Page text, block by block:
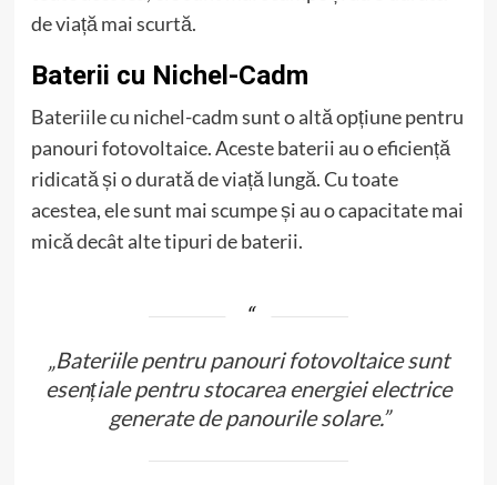
de viață mai scurtă.
Baterii cu Nichel-Cadm
Bateriile cu nichel-cadm sunt o altă opțiune pentru
panouri fotovoltaice. Aceste baterii au o eficiență
ridicată și o durată de viață lungă. Cu toate
acestea, ele sunt mai scumpe și au o capacitate mai
mică decât alte tipuri de baterii.
„Bateriile pentru panouri fotovoltaice sunt
esențiale pentru stocarea energiei electrice
generate de panourile solare.”